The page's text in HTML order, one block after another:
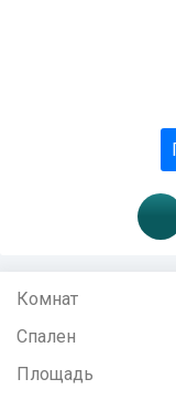
Комнат
Спален
Площадь